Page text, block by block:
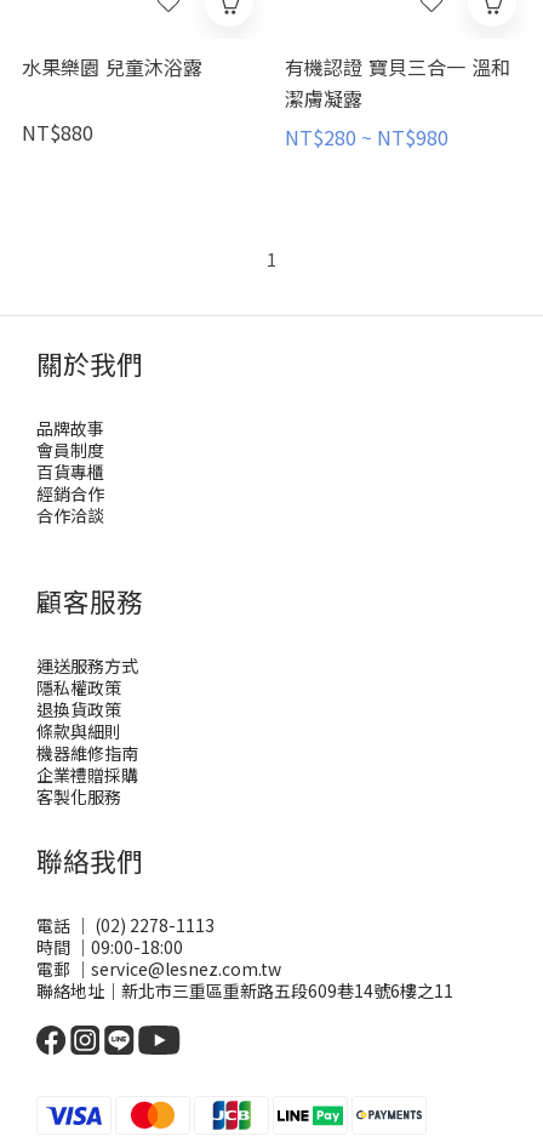
水果樂園 兒童沐浴露
NT$880
有機認證 寶貝三合一 溫和
潔膚凝露
NT$280 ~ NT$980
1
關於我們
品牌故事
會員制度
百貨專櫃
經銷合作
合作洽談
顧客服務
運送服務方式
隱私權政策
退換貨政策
條款與細則
機器維修指南
企業禮贈採購
客製化服務
聯絡我們
電話 ｜ (02) 2278-1113
時間 ｜09:00-18:00
電郵 ｜service@lesnez.com.tw
聯絡地址｜新北市三重區重新路五段609巷14號6樓之11